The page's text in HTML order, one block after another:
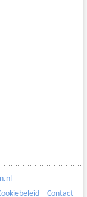
- Contact